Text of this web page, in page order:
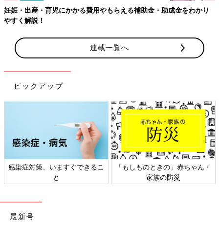
ドゥルンって感じで第一声は「終わった…」だったらしい(夫情
報)
赤ちゃんが出た瞬間、本当に気持ちよかったしすぐに痛みゼロに
なるのが不思議だった。
18:31
すぐにカンガルーケア。
元気に泣いてくれて安心。
小さくて可愛かった(3176g)
夫も一緒に3人で写真を撮ってもらう。
胎盤処置、お股と膣が少し裂けてしまったので縫合してもらう
(局部麻酔してもらい、ほぼ感覚ないまま塗ってもらった)
19:00〜
夫と合流し、赤ちゃんと3人で分娩室で2時間待機。実家と義実家
へテレビ通話
産院の夕ご飯を夫と食べる。
妊娠・出産・育児にかかる費用やもらえる補助金・助成金をわかり
やすく解説！
連載一覧へ
ピックアップ
感染症対策、いますぐできるこ
と
「もしものときの」赤ちゃん・
家族の防災
最新号